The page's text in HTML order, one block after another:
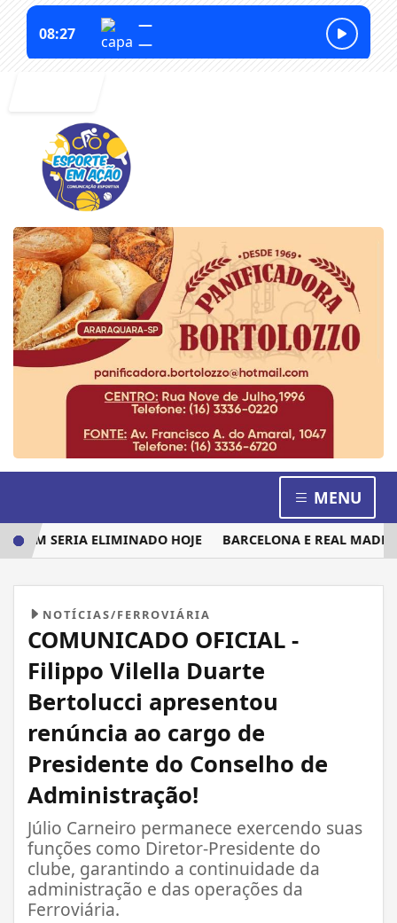
MENU
SERIA ELIMINADO HOJE BARCELONA E REAL MADRID
NOTÍCIAS/FERROVIÁRIA
COMUNICADO OFICIAL -
Filippo Vilella Duarte
Bertolucci apresentou
renúncia ao cargo de
Presidente do Conselho de
Administração!
Júlio Carneiro permanece exercendo suas
funções como Diretor-Presidente do
clube, garantindo a continuidade da
administração e das operações da
Ferroviária.